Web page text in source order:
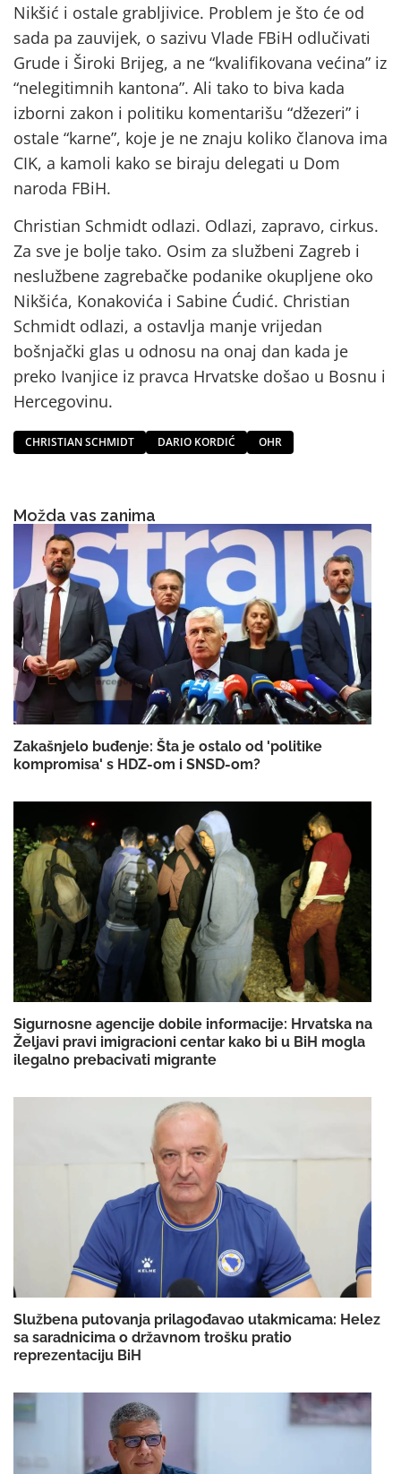
Nikšić i ostale grabljivice. Problem je što će od
sada pa zauvijek, o sazivu Vlade FBiH odlučivati
Grude i Široki Brijeg, a ne “kvalifikovana većina” iz
“nelegitimnih kantona”. Ali tako to biva kada
izborni zakon i politiku komentarišu “džezeri” i
ostale “karne”, koje je ne znaju koliko članova ima
CIK, a kamoli kako se biraju delegati u Dom
naroda FBiH.
Christian Schmidt odlazi. Odlazi, zapravo, cirkus.
Za sve je bolje tako. Osim za službeni Zagreb i
neslužbene zagrebačke podanike okupljene oko
Nikšića, Konakovića i Sabine Ćudić. Christian
Schmidt odlazi, a ostavlja manje vrijedan
bošnjački glas u odnosu na onaj dan kada je
preko Ivanjice iz pravca Hrvatske došao u Bosnu i
Hercegovinu.
CHRISTIAN SCHMIDT DARIO KORDIĆ OHR
Možda vas zanima
Zakašnjelo buđenje: Šta je ostalo od 'politike
kompromisa' s HDZ-om i SNSD-om?
Sigurnosne agencije dobile informacije: Hrvatska na
Željavi pravi imigracioni centar kako bi u BiH mogla
ilegalno prebacivati migrante
Službena putovanja prilagođavao utakmicama: Helez
sa saradnicima o državnom trošku pratio
reprezentaciju BiH